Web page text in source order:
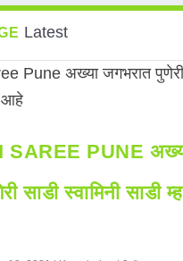
Latest
SAREE PUNE
साडी स्वामिनी साडी